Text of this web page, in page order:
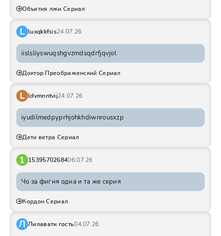
Объятия лжи Сериал
L luxqkkfsis24.07.26
iislsliyswuqshgvzmdsqdrfjqvjol
Доктор Преображенский Сериал
L ldvmnntvij24.07.26
iyudilmedpyprhjohkhdiwnrousxzp
Дети ветра Сериал
1 1539570268406.07.26
Чо за фигня одна и та же серия
Кордон Сериал
Л Лилавати гость04.07.26